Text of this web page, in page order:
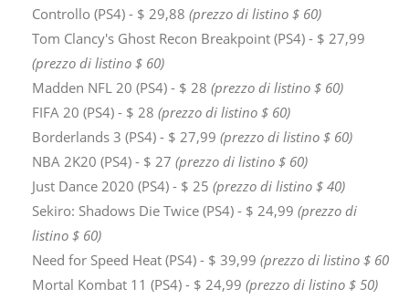
Controllo (PS4) - $ 29,88 (prezzo di listino $ 60)
Tom Clancy's Ghost Recon Breakpoint (PS4) - $ 27,99
(prezzo di listino $ 60)
Madden NFL 20 (PS4) - $ 28 (prezzo di listino $ 60)
FIFA 20 (PS4) - $ 28 (prezzo di listino $ 60)
Borderlands 3 (PS4) - $ 27,99 (prezzo di listino $ 60)
NBA 2K20 (PS4) - $ 27 (prezzo di listino $ 60)
Just Dance 2020 (PS4) - $ 25 (prezzo di listino $ 40)
Sekiro: Shadows Die Twice (PS4) - $ 24,99 (prezzo di
listino $ 60)
Need for Speed ​​Heat (PS4) - $ 39,99 (prezzo di listino $ 60
Mortal Kombat 11 (PS4) - $ 24,99 (prezzo di listino $ 50)